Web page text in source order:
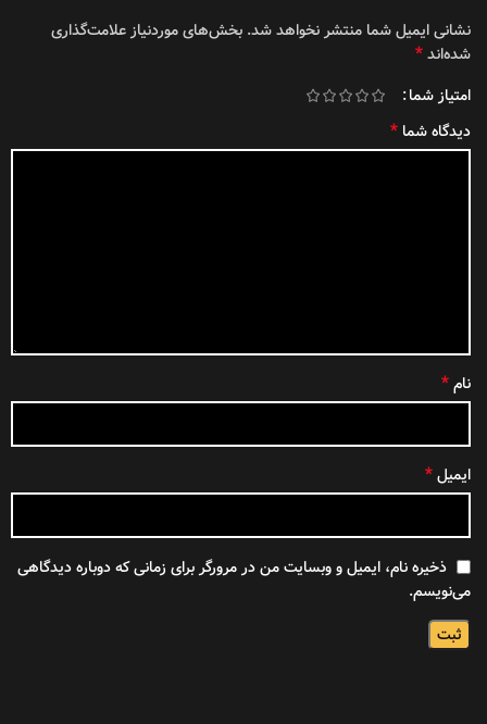
نشانی ایمیل شما منتشر نخواهد شد. بخش‌های موردنیاز علامت‌گذاری
شده‌اند*
امتیاز شما
دیدگاه شما *
نام*
ایمیل*
ذخیره نام، ایمیل و وبسایت من در مرورگر برای زمانی که دوباره دیدگاهی
می‌نویسم.